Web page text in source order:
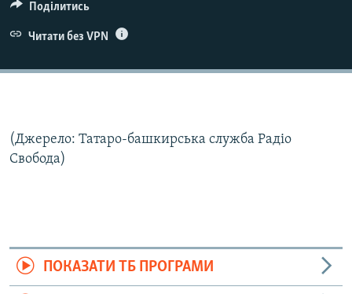
Поділитись
Читати без VPN
(Джерело: Татаро-башкирська служба Радіо
Свобода)
ПОКАЗАТИ ТБ ПРОГРАМИ